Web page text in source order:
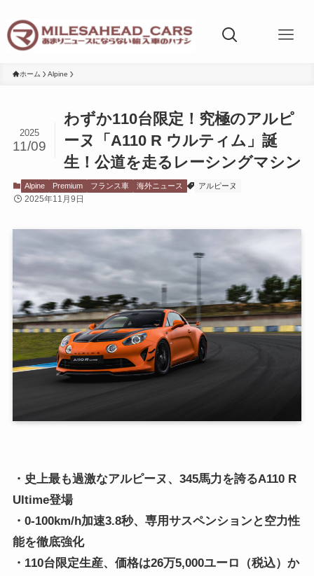
ホーム Alpine
わずか110台限定！究極のアルピ
ーヌ「A110 R ウルティム」誕
生！公道を走るレーシングマシン
2025
11/09
Alpine Premium フランス車 海外ニュース アルピーヌ
2025年11月9日
・史上最も過激なアルピーヌ、345馬力を誇るA110 R
Ultime登場
・0-100km/h加速3.8秒、専用サスペンションと空力性
能を徹底強化
・110台限定生産、価格は26万5,000ユーロ（税込）か